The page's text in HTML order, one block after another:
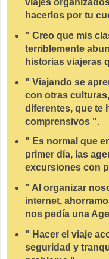
hacerlos por tu
" Creo que mis
terriblemente
historias viajeras
" Viajando se
con otras
diferentes, que te
comprensivos ".
" Es normal que
primer día, las
excursiones con
" Al organizar
internet,
nos pedía una
" Hacer el viaje
seguridad y